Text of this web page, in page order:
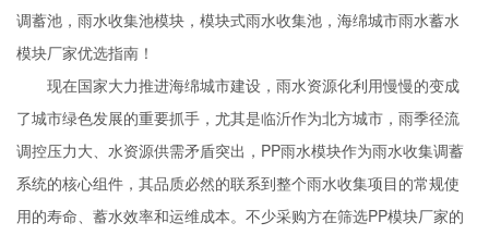
调蓄池，雨水收集池模块，模块式雨水收集池，海绵城市雨水蓄水
模块厂家优选指南！
现在国家大力推进海绵城市建设，雨水资源化利用慢慢的变成
了城市绿色发展的重要抓手，尤其是临沂作为北方城市，雨季径流
调控压力大、水资源供需矛盾突出，PP雨水模块作为雨水收集调蓄
系统的核心组件，其品质必然的联系到整个雨水收集项目的常规使
用的寿命、蓄水效率和运维成本。不少采购方在筛选PP模块厂家的